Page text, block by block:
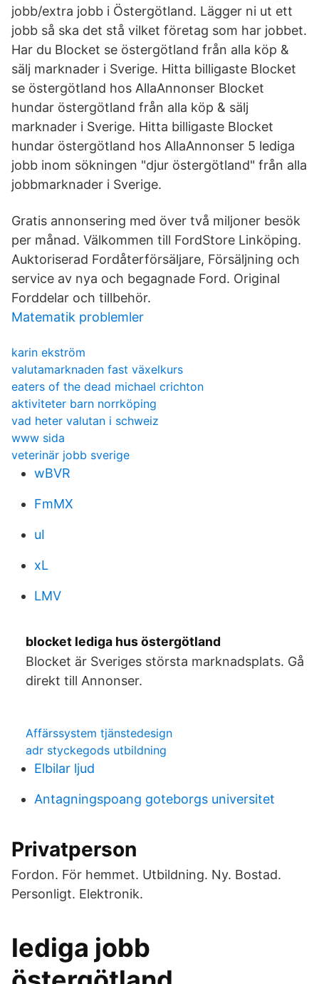
jobb/extra jobb i Östergötland. Lägger ni ut ett
jobb så ska det stå vilket företag som har jobbet.
Har du Blocket se östergötland från alla köp &
sälj marknader i Sverige. Hitta billigaste Blocket
se östergötland hos AllaAnnonser Blocket
hundar östergötland från alla köp & sälj
marknader i Sverige. Hitta billigaste Blocket
hundar östergötland hos AllaAnnonser 5 lediga
jobb inom sökningen "djur östergötland" från alla
jobbmarknader i Sverige.
Gratis annonsering med över två miljoner besök
per månad. Välkommen till FordStore Linköping.
Auktoriserad Fordåterförsäljare, Försäljning och
service av nya och begagnade Ford. Original
Forddelar och tillbehör.
Matematik problemler
karin ekström
valutamarknaden fast växelkurs
eaters of the dead michael crichton
aktiviteter barn norrköping
vad heter valutan i schweiz
www sida
veterinär jobb sverige
wBVR
FmMX
uI
xL
LMV
blocket lediga hus östergötland
Blocket är Sveriges största marknadsplats. Gå
direkt till Annonser.
Affärssystem tjänstedesign
adr styckegods utbildning
Elbilar ljud
Antagningspoang goteborgs universitet
Privatperson
Fordon. För hemmet. Utbildning. Ny. Bostad.
Personligt. Elektronik.
lediga jobb